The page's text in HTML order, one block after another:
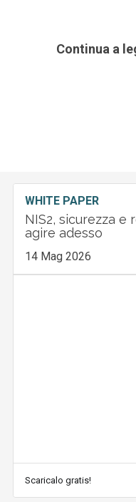
Continua a
WHITE PAPER
NIS2, sicurezza e
agire adesso
14 Mag 2026
Scaricalo gratis!